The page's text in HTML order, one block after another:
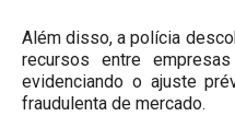
Além disso, a polícia
recursos entre
evidenciando o ajuste
fraudulenta de mercado.